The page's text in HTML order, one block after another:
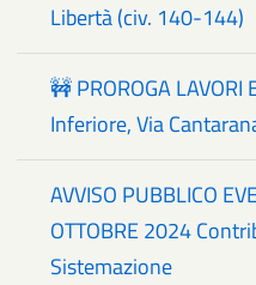
Libertà (civ. 140-144)
🚧 PROROGA LAVORI
Inferiore, Via
AVVISO PUBBLICO
OTTOBRE 2024
Sistemazione